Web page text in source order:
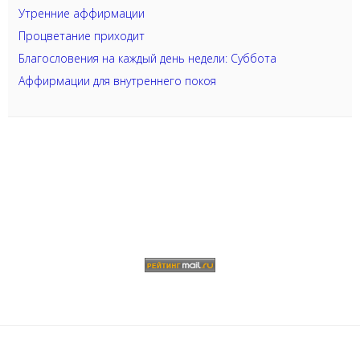
Утренние аффирмации
Процветание приходит
Благословения на каждый день недели: Суббота
Аффирмации для внутреннего покоя